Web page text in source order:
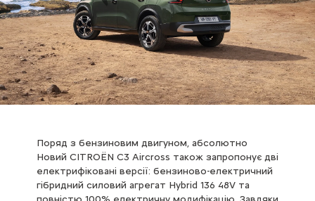
Поряд з бензиновим двигуном, абсолютно
Новий CITROЁN C3 Aircross також запропонує дві
електрифіковані версії: бензиново-електричний
гібридний силовий агрегат Hybrid 136 48V та